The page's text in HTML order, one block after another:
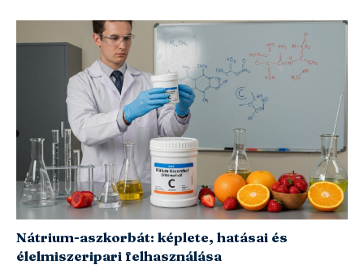
Nátrium-aszkorbát: képlete, hatásai és
élelmiszeripari felhasználása